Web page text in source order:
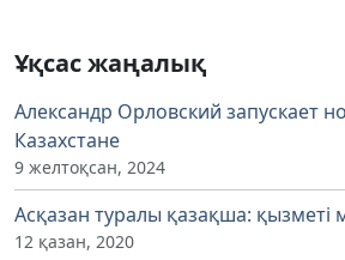
Ұқсас жаңалық
Александр Орловский запускает
Казахстане
9 желтоқсан, 2024
Асқазан туралы қазақша:
12 қазан, 2020